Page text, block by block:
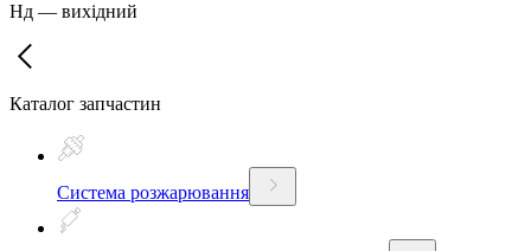
Нд — вихідний
Каталог запчастин
Система розжарювання